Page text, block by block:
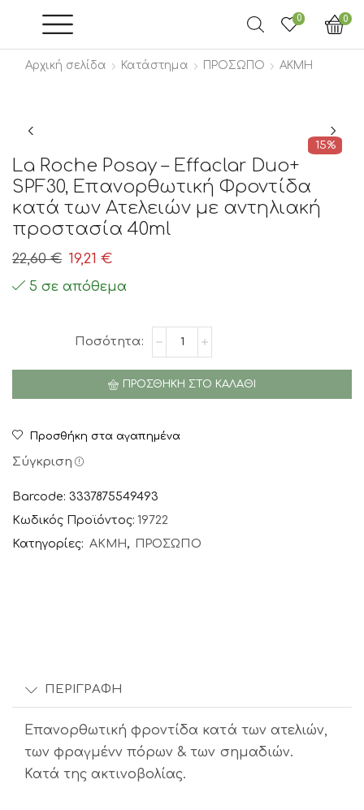
0 0
Αρχική σελίδα Κατάστημα ΠΡΟΣΩΠΟ ΑΚΜΗ
15%
La Roche Posay – Effaclar Duo+
SPF30, Επανορθωτική Φροντίδα
κατά των Ατελειών με αντηλιακή
προστασία 40ml
22,60€ Original
price
19,21€Η
τρέχουσα
είναι:
19,21 €.
5 σε απόθεμα
Posay
-
SPF30,
κατά
των
με
ΠΡΟΣΘΉΚΗ ΣΤΟ ΚΑΛΆΘΙ
Προσθήκη στα αγαπημένα
Σύγκριση
Barcode: 3337875549493
Κωδικός Προϊόντος: 19722
Κατηγορίες: ΑΚΜΗ, ΠΡΟΣΩΠΟ
ΠΕΡΙΓΡΑΦΉ
Επανορθωτική φροντίδα κατά των ατελιών,
των φραγμένν πόρων & των σημαδιών.
Κατά της ακτινοβολίας.